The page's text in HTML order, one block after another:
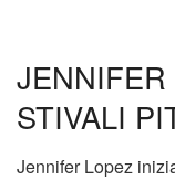
STIVALI
Jennifer Lopez